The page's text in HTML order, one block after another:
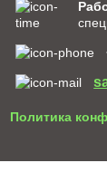
Политика